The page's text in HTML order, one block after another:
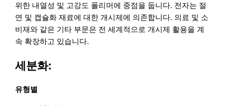
위한 내열성 및 고강도 폴리머에 중점을 둡니다. 전자는 절
연 및 캡슐화 재료에 대한 개시제에 의존합니다. 의료 및 소
비재와 같은 기타 부문은 전 세계적으로 개시제 활용을 계
속 확장하고 있습니다.
세분화:
유형별